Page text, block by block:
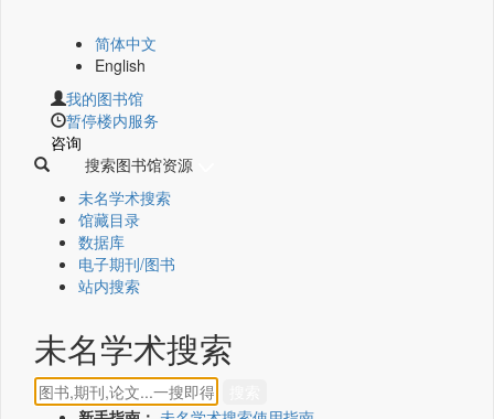
简体中文
English
我的图书馆
暂停楼内服务
咨询
搜索图书馆资源
未名学术搜索
馆藏目录
数据库
电子期刊/图书
站内搜索
未名学术搜索